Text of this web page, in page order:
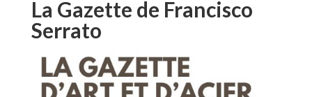
La Gazette de Francisco
Serrato